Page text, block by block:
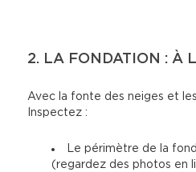
2. LA FONDATION : À
Avec la fonte des neiges et
Inspectez :
Le périmètre de la
(regardez des photos en